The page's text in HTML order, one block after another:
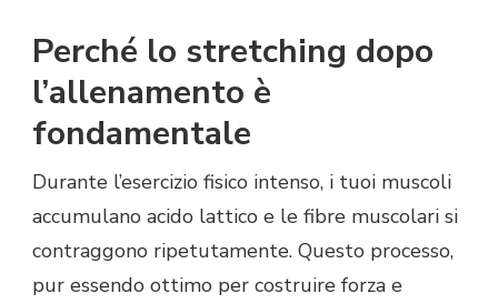
Perché lo stretching dopo
l’allenamento è
fondamentale
Durante l’esercizio fisico intenso, i tuoi muscoli
accumulano acido lattico e le fibre muscolari si
contraggono ripetutamente. Questo processo,
pur essendo ottimo per costruire forza e